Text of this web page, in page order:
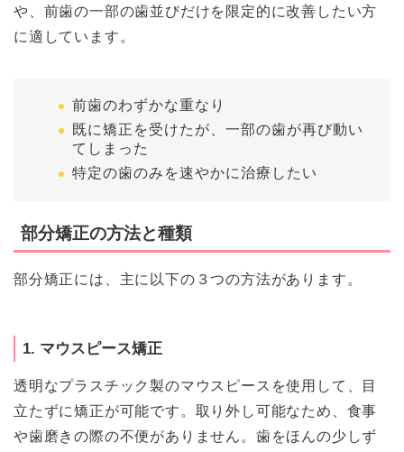
や、前歯の一部の歯並びだけを限定的に改善したい方
に適しています。
前歯のわずかな重なり
既に矯正を受けたが、一部の歯が再び動い
てしまった
特定の歯のみを速やかに治療したい
部分矯正の方法と種類
部分矯正には、主に以下の３つの方法があります。
1. マウスピース矯正
透明なプラスチック製のマウスピースを使用して、目
立たずに矯正が可能です。取り外し可能なため、食事
や歯磨きの際の不便がありません。歯をほんの少しず